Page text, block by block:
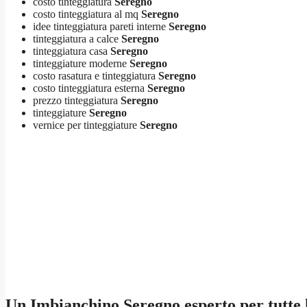
costo tinteggiatura al mq Seregno
idee tinteggiatura pareti interne Seregno
tinteggiatura a calce Seregno
tinteggiatura casa Seregno
tinteggiature moderne Seregno
costo rasatura e tinteggiatura Seregno
costo tinteggiatura esterna Seregno
prezzo tinteggiatura Seregno
tinteggiature Seregno
vernice per tinteggiature Seregno